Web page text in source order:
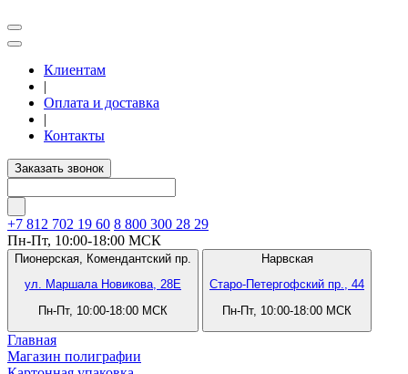
Клиентам
|
Оплата и доставка
|
Контакты
Заказать звонок
+7 812 702 19 60 8 800 300 28 29
Пн-Пт, 10:00-18:00 МСК
Пионерская, Комендантский пр.
ул. Маршала Новикова, 28Е
Пн-Пт, 10:00-18:00 МСК
Нарвская
Старо-Петергофский пр., 44
Пн-Пт, 10:00-18:00 МСК
Главная
Магазин полиграфии